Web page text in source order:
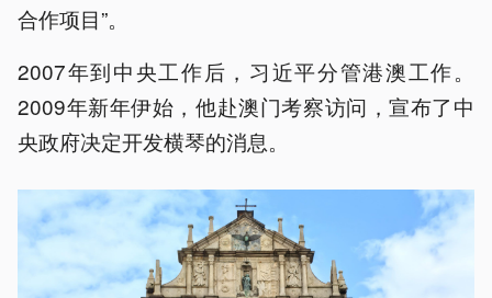
合作项目”。
2007年到中央工作后，习近平分管港澳工作。
2009年新年伊始，他赴澳门考察访问，宣布了中
央政府决定开发横琴的消息。